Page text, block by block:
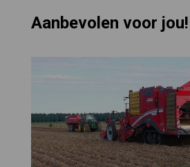
Aanbevolen voor